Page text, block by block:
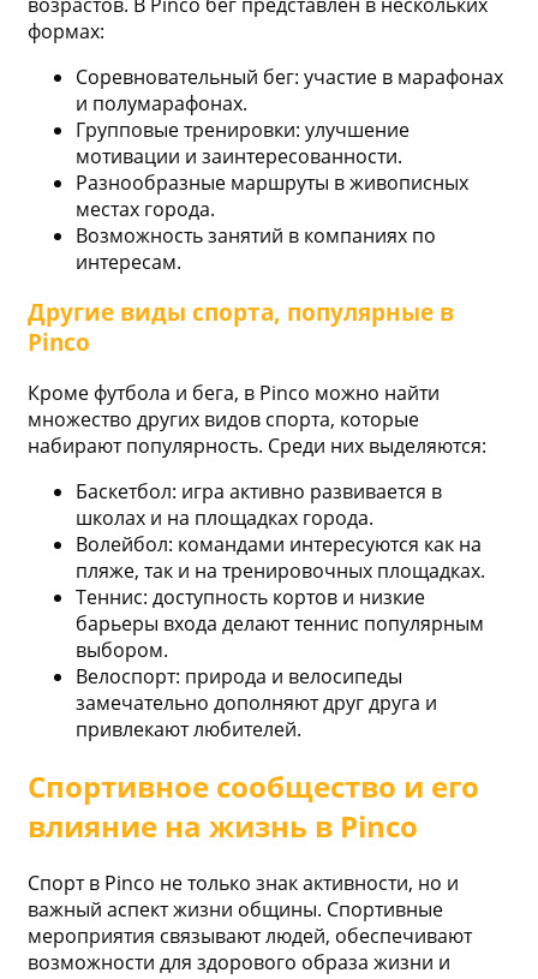
формах:
Соревновательный бег: участие в марафонах
и полумарафонах.
Групповые тренировки: улучшение
мотивации и заинтересованности.
Разнообразные маршруты в живописных
местах города.
Возможность занятий в компаниях по
интересам.
Другие виды спорта, популярные в
Pinco
Кроме футбола и бега, в Pinco можно найти
множество других видов спорта, которые
набирают популярность. Среди них выделяются:
Баскетбол: игра активно развивается в
школах и на площадках города.
Волейбол: командами интересуются как на
пляже, так и на тренировочных площадках.
Теннис: доступность кортов и низкие
барьеры входа делают теннис популярным
выбором.
Велоспорт: природа и велосипеды
замечательно дополняют друг друга и
привлекают любителей.
Спортивное сообщество и его
влияние на жизнь в Pinco
Спорт в Pinco не только знак активности, но и
важный аспект жизни общины. Спортивные
мероприятия связывают людей, обеспечивают
возможности для здорового образа жизни и